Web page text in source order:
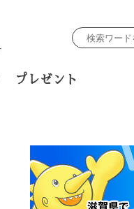
検
力
プレゼント